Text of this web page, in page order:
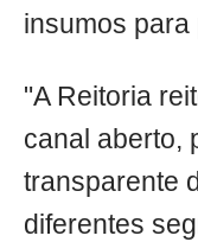
insumos
"A Reitoria
canal aberto,
transparente
diferentes